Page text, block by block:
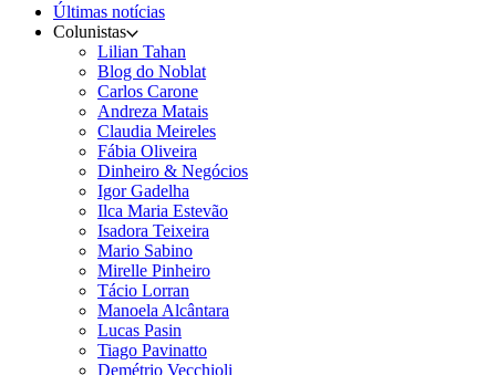
Últimas notícias
Colunistas
Lilian Tahan
Blog do Noblat
Carlos Carone
Andreza Matais
Claudia Meireles
Fábia Oliveira
Dinheiro & Negócios
Igor Gadelha
Ilca Maria Estevão
Isadora Teixeira
Mario Sabino
Mirelle Pinheiro
Tácio Lorran
Manoela Alcântara
Lucas Pasin
Tiago Pavinatto
Demétrio Vecchioli